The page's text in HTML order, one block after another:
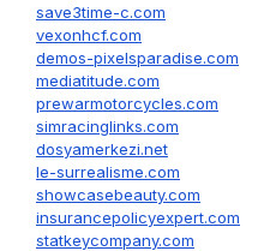
save3time-c.com
vexonhcf.com
demos-pixelsparadise.com
mediatitude.com
prewarmotorcycles.com
simracinglinks.com
dosyamerkezi.net
le-surrealisme.com
showcasebeauty.com
insurancepolicyexpert.com
statkeycompany.com